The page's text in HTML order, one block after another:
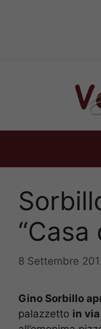
“Casa
8 Settembre
Gino Sorbillo
palazzetto in